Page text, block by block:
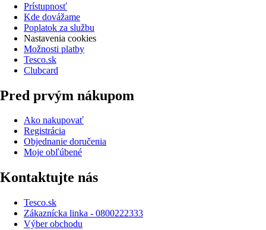
Prístupnosť
Kde dovážame
Poplatok za službu
Nastavenia cookies
Možnosti platby
Tesco.sk
Clubcard
Pred prvým nákupom
Ako nakupovať
Registrácia
Objednanie doručenia
Moje obľúbené
Kontaktujte nás
Tesco.sk
Zákaznícka linka - 0800222333
Výber obchodu